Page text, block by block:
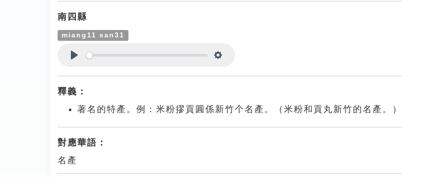
南四縣
miang11 san31
釋義：
著名的特產。例：米粉摎貢圓係新竹个名產。（米粉和貢丸新竹的名產。）
對應華語：
名產